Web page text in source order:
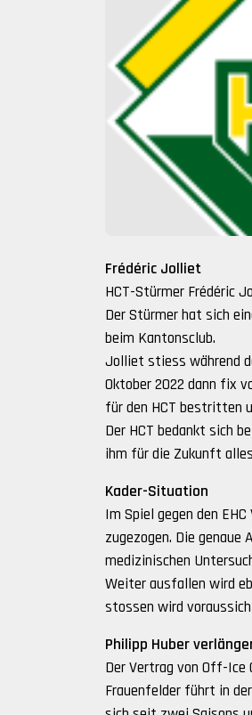
Frédéric Jolliet
HCT-Stürmer Frédéric
Der Stürmer hat sich
beim Kantonsclub.
Jolliet stiess während
Oktober 2022 dann fix
für den HCT bestritten
Der HCT bedankt sich
ihm für die Zukunft
Kader-Situation
Im Spiel gegen den
zugezogen. Die
medizinischen
Weiter ausfallen wird
stossen wird
Philipp Huber
Der Vertrag von Off-Ice
Frauenfelder führt in